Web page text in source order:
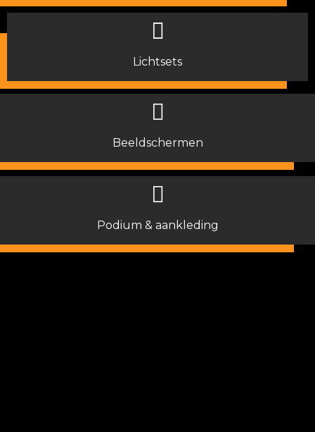
Lichtsets
Beeldschermen
Podium & aankleding